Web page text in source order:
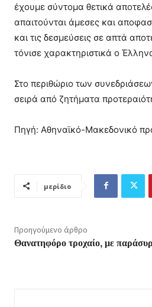
έχουμε σύντομα θετικά
απαιτούνται άμεσες και
και τις δεσμεύσεις σε απτά
τόνισε χαρακτηριστικά ο
Στο περιθώριο των
σειρά από ζητήματα
Πηγή: Αθηναϊκό-Μακεδονικό
μερίδιο
Προηγούμενο άρθρο
Θανατηφόρο τροχαίο, με